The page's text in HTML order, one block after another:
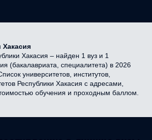
Хакасия
Хакасия – найден 1 вуз и 1
(бакалавриата, специалитета) в 2026
университетов, институтов,
Республики Хакасия с адресами,
обучения и проходным баллом.